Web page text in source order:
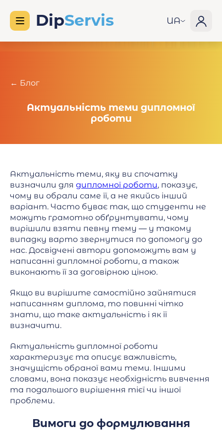
UA
← Блог
Актуальність теми дипломної
роботи
Актуальність теми, яку ви спочатку
визначили для дипломної роботи, показує,
чому ви обрали саме її, а не якийсь інший
варіант. Часто буває так, що студенти не
можуть грамотно обґрунтувати, чому
вирішили взяти певну тему — у такому
випадку варто звернутися по допомогу до
нас. Досвідчені автори допоможуть вам у
написанні дипломної роботи, а також
виконають її за договірною ціною.
Якщо ви вирішите самостійно зайнятися
написанням диплома, то повинні чітко
знати, що таке актуальність і як її
визначити.
Актуальність дипломної роботи
характеризує та описує важливість,
значущість обраної вами теми. Іншими
словами, вона показує необхідність вивчення
та подальшого вирішення тієї чи іншої
проблеми.
Вимоги до формулювання